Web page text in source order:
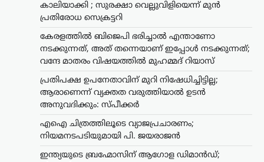
കാലിയാക്കി ; സുരക്ഷാ വെല്ലുവിളിയെന്ന് മുൻ
പ്രതിരോധ സെക്രട്ടറി
കേരളത്തിൽ ബിജെപി ഭരിച്ചാൽ എന്താണോ
നടക്കുന്നത്, അത് തന്നെയാണ് ഇപ്പോൾ നടക്കുന്നത്;
വന്ദേ മാതരം വിഷയത്തിൽ മുഹമ്മദ് റിയാസ്
പ്രതിപക്ഷ ഉപനേതാവിന് മുറി നിഷേധിച്ചിട്ടില്ല;
ആരാണെന്ന് വ്യക്തത വരുത്തിയാൽ ഉടൻ
അനുവദിക്കും: സ്പീക്കർ
എഐ ചിത്രത്തിലൂടെ വ്യാജപ്രചാരണം;
നിയമനടപടിയുമായി പി. ജയരാജൻ
ഇന്ത്യയുടെ ബ്രഹ്മോസിന് ആഗോള ഡിമാൻഡ്;